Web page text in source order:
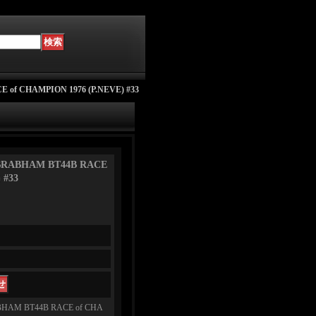
of CHAMPION 1976 (P.NEVE) #33
BT44B RACE
#33
BT44B RACE of CHA